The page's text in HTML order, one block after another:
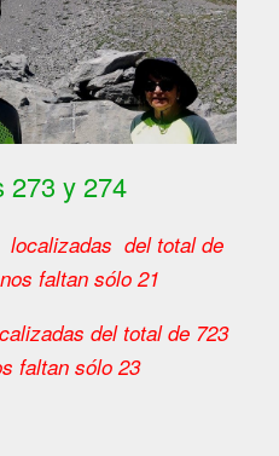
273 y 274
del total de
faltan sólo 21
del total de 723
faltan sólo 23